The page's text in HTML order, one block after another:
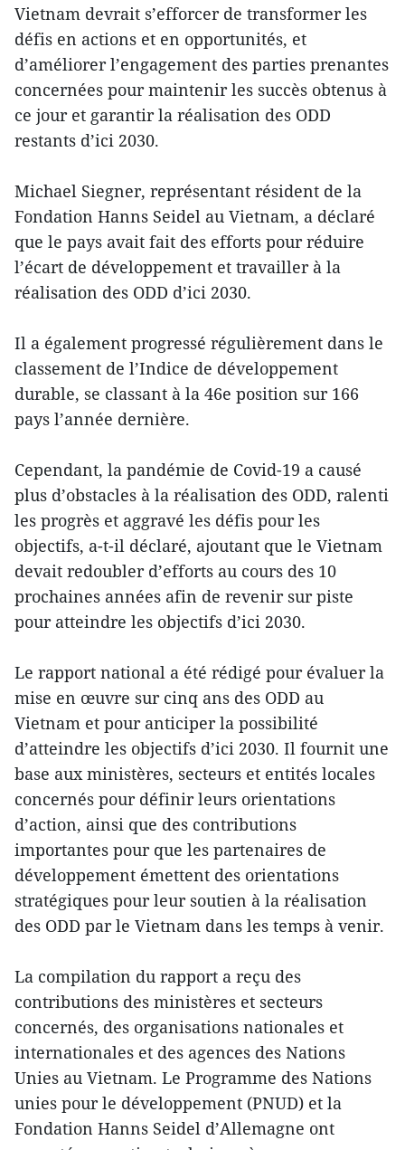
Vietnam devrait s’efforcer de transformer les
défis en actions et en opportunités, et
d’améliorer l’engagement des parties prenantes
concernées pour maintenir les succès obtenus à
ce jour et garantir la réalisation des ODD
restants d’ici 2030.
Michael Siegner, représentant résident de la
Fondation Hanns Seidel au Vietnam, a déclaré
que le pays avait fait des efforts pour réduire
l’écart de développement et travailler à la
réalisation des ODD d’ici 2030.
Il a également progressé régulièrement dans le
classement de l’Indice de développement
durable, se classant à la 46e position sur 166
pays l’année dernière.
Cependant, la pandémie de Covid-19 a causé
plus d’obstacles à la réalisation des ODD, ralenti
les progrès et aggravé les défis pour les
objectifs, a-t-il déclaré, ajoutant que le Vietnam
devait redoubler d’efforts au cours des 10
prochaines années afin de revenir sur piste
pour atteindre les objectifs d’ici 2030.
Le rapport national a été rédigé pour évaluer la
mise en œuvre sur cinq ans des ODD au
Vietnam et pour anticiper la possibilité
d’atteindre les objectifs d’ici 2030. Il fournit une
base aux ministères, secteurs et entités locales
concernés pour définir leurs orientations
d’action, ainsi que des contributions
importantes pour que les partenaires de
développement émettent des orientations
stratégiques pour leur soutien à la réalisation
des ODD par le Vietnam dans les temps à venir.
La compilation du rapport a reçu des
contributions des ministères et secteurs
concernés, des organisations nationales et
internationales et des agences des Nations
Unies au Vietnam. Le Programme des Nations
unies pour le développement (PNUD) et la
Fondation Hanns Seidel d’Allemagne ont